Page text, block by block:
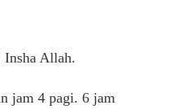
Allah.
jam 4 pagi. 6 jam